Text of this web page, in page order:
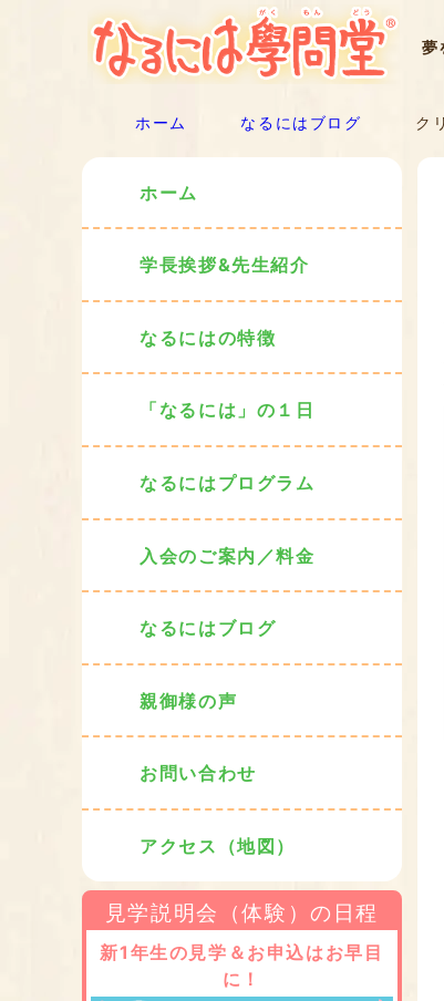
夢
ホーム なるにはブログ ク
ホーム
学長挨拶&先生紹介
なるにはの特徴
「なるには」の１日
なるにはプログラム
入会のご案内／料金
なるにはブログ
親御様の声
お問い合わせ
アクセス（地図）
見学説明会（体験）の日程
新1年生の見学＆お申込はお早目
に！